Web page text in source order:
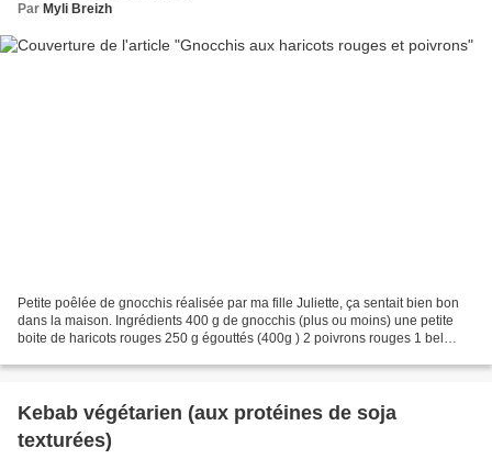
Par Myli Breizh
Petite poêlée de gnocchis réalisée par ma fille Juliette, ça sentait bien bon
dans la maison. Ingrédients 400 g de gnocchis (plus ou moins) une petite
boite de haricots rouges 250 g égouttés (400g ) 2 poivrons rouges 1 bel
Kebab végétarien (aux protéines de soja
texturées)